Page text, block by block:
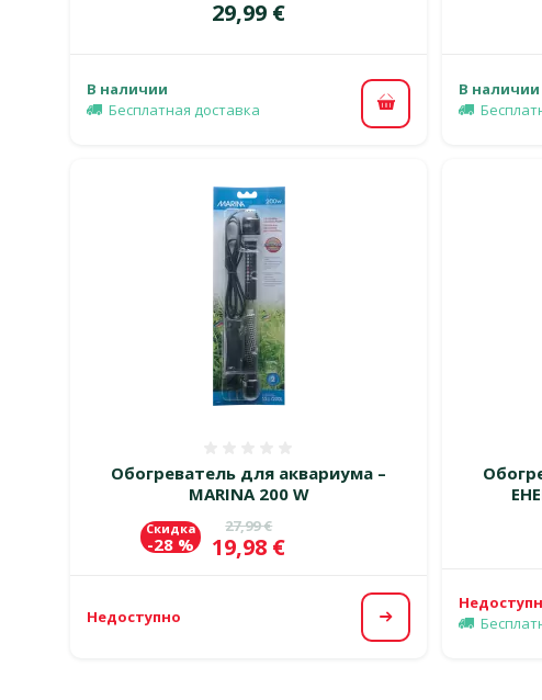
Цена
29,99 €
В наличии
Бесплатная доставка
В корзину
В наличии
Обогреватель для аквариума –
MARINA 200 W
Исходная цена
27,99 €
Цена
19,98 €
Скидка
-28 %
Недоступно Посмотреть